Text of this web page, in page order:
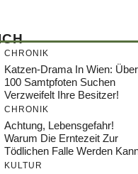
CHRONIK
Katzen-Drama In Wien: Über
100 Samtpfoten Suchen
Verzweifelt Ihre Besitzer!
CHRONIK
Achtung, Lebensgefahr!
Warum Die Erntezeit Zur
Tödlichen Falle Werden
KULTUR